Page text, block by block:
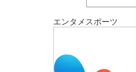
エンタメ スポーツ